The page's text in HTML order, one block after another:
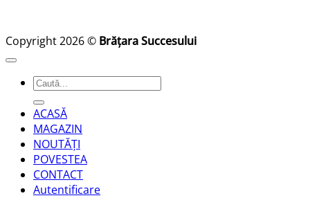
Copyright 2026 © Brățara Succesului
Caută
după:
ACASĂ
MAGAZIN
NOUTĂȚI
POVESTEA
CONTACT
Autentificare